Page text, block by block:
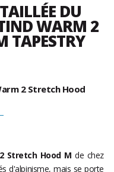
DU
WARM 2
TAPESTRY
2 Stretch Hood
Stretch Hood M de chez
d'alpinisme, mais se porte